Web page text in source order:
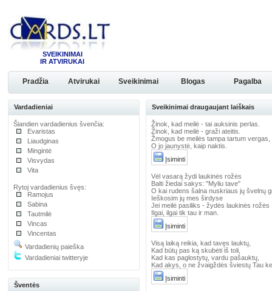
SVEIKINIMAI
IR ATVIRUKAI
Pradžia Atvirukai Sveikinimai Blogas Pagalba
Vardadieniai
Šiandien vardadienius švenčia:
Evaristas
Liaudginas
Mingintė
Visvydas
Vita
Rytoj vardadienius švęs:
Ramojus
Sabina
Tautmilė
Vincas
Vincentas
Vardadienių paieška
Vardadieniai twitteryje
Šventės
Sveikinimai draugaujant laiškais
Žinok, kad meilė - tai auksinis perlas.
Žinok, kad meilė - graži ateitis.
Žmogus be meilės tampa tartum vergas,
O jo jaunystė, kaip naktis.
Įsiminti
Vėl vasarą žydi laukinės rožės
Balti žiedai sakys: "Myliu tave"
O kai rudens šalna nuskriaus jų švelnų
Ieškosim jų mes širdyse
Jei meilė pasiliks - žydės laukinės rožės
Ilgai, ilgai tik tau ir man.
Įsiminti
Visą laiką reikia, kad tavęs lauktų,
Kad būtų pas ką skubėti iš toli,
Kad kas paglostytų, vardu pašauktų,
Kad akys, o ne žvaigždės šviestų Tau
Įsiminti